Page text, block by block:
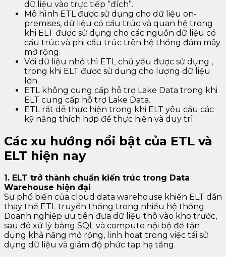
dữ liệu vào trực tiếp “đích”.
Mô hình ETL được sử dụng cho dữ liệu on-
premises, dữ liệu có cấu trúc và quan hệ trong
khi ELT được sử dụng cho các nguồn dữ liệu có
cấu trúc và phi cấu trúc trên hệ thống đám mây
mở rộng.
Với dữ liệu nhỏ thì ETL chủ yếu được sử dụng ,
trong khi ELT được sử dụng cho lượng dữ liệu
lớn.
ETL không cung cấp hỗ trợ Lake Data trong khi
ELT cung cấp hỗ trợ Lake Data.
ETL rất dễ thực hiện trong khi ELT yêu cầu các
kỹ năng thích hợp để thực hiện và duy trì.
Các xu hướng nổi bật của ETL và
ELT hiện nay
1. ELT trở thành chuẩn kiến trúc trong Data
Warehouse hiện đại
Sự phổ biến của cloud data warehouse khiến ELT dần
thay thế ETL truyền thống trong nhiều hệ thống.
Doanh nghiệp ưu tiên đưa dữ liệu thô vào kho trước,
sau đó xử lý bằng SQL và compute nội bộ để tận
dụng khả năng mở rộng, linh hoạt trong việc tái sử
dụng dữ liệu và giảm độ phức tạp hạ tầng.